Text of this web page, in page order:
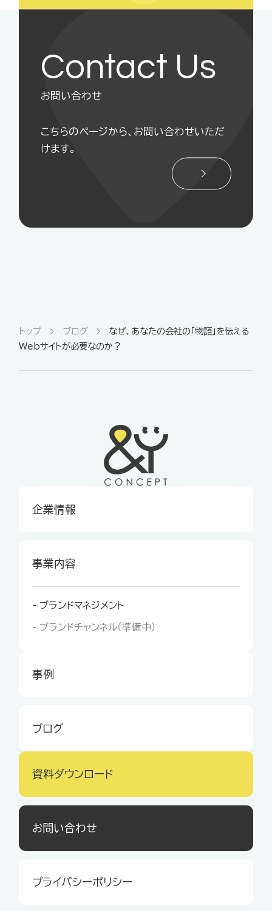
Contact Us
お問い合わせ
こちらのページから、お問い合わせいただ
けます。
トップ ブログ
なぜ、あなたの会社の「物語」を伝える
Webサイトが必要なのか？
企業情報
事業内容
- ブランドマネジメント
- ブランドチャンネル（準備中）
事例
ブログ
資料ダウンロード
お問い合わせ
プライバシーポリシー